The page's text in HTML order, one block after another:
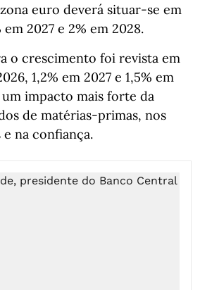
euro deverá situar‑se em
2027 e 2% em 2028.
o crescimento foi revista em
1,2% em 2027 e 1,5% em
impacto mais forte da
de matérias‑primas, nos
na confiança.